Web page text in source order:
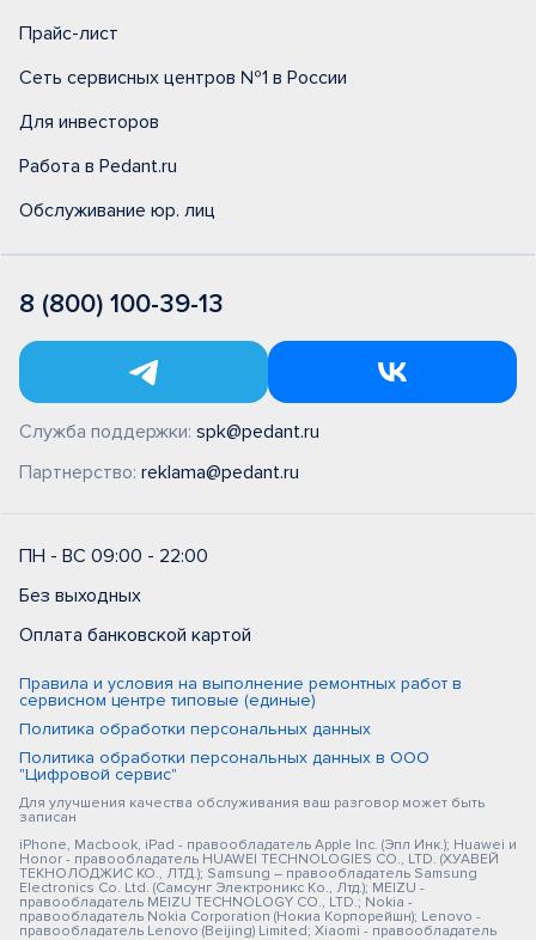
Прайс-лист
Сеть сервисных центров №1 в России
Для инвесторов
Работа в Pedant.ru
Обслуживание юр. лиц
8 (800) 100-39-13
Служба поддержки: spk@pedant.ru
Партнерство: reklama@pedant.ru
ПН - ВС 09:00 - 22:00
Без выходных
Оплата банковской картой
Правила и условия на выполнение ремонтных работ в
сервисном центре типовые (единые)
Политика обработки персональных данных
Политика обработки персональных данных в ООО
"Цифровой сервис"
Для улучшения качества обслуживания ваш разговор может быть
записан
iPhone, Macbook, iPad - правообладатель Apple Inc. (Эпл Инк.); Huawei и
Honor - правообладатель HUAWEI TECHNOLOGIES CO., LTD. (ХУАВЕЙ
ТЕКНОЛОДЖИС КО., ЛТД.); Samsung – правообладатель Samsung
Electronics Co. Ltd. (Самсунг Электроникс Ко., Лтд.); MEIZU -
правообладатель MEIZU TECHNOLOGY CO., LTD.; Nokia -
правообладатель Nokia Corporation (Нокиа Корпорейшн); Lenovo -
правообладатель Lenovo (Beijing) Limited; Xiaomi - правообладатель